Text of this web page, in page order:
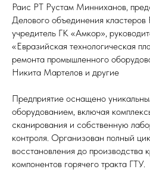
Раис РТ Рустам Минниханов,
Делового объединения
учредитель ГК «Амкор»,
«Евразийская технологическая
ремонта промышленного
Никита Мартелов и другие
Предприятие оснащено
оборудованием, включая
сканирования и собственную
контроля. Организован полный
восстановления до производства
компонентов горячего тракта ГТУ.